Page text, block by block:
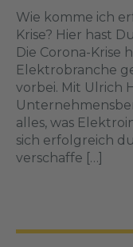
Wie komme ich
Krise? Hier hast
Die Corona-Krise
Elektrobranche
vorbei. Mit Ulrich
alles, was
sich erfolgreich
verschaffe […]